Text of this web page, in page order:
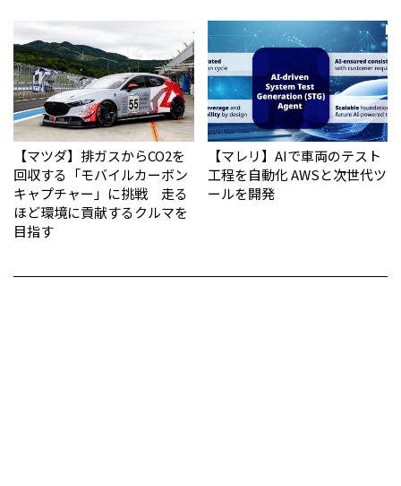
【マツダ】排ガスからCO2を
回収する「モバイルカーボン
キャプチャー」に挑戦 走る
ほど環境に貢献するクルマを
目指す
【マレリ】AIで車両のテスト
工程を自動化 AWSと次世代ツ
ールを開発